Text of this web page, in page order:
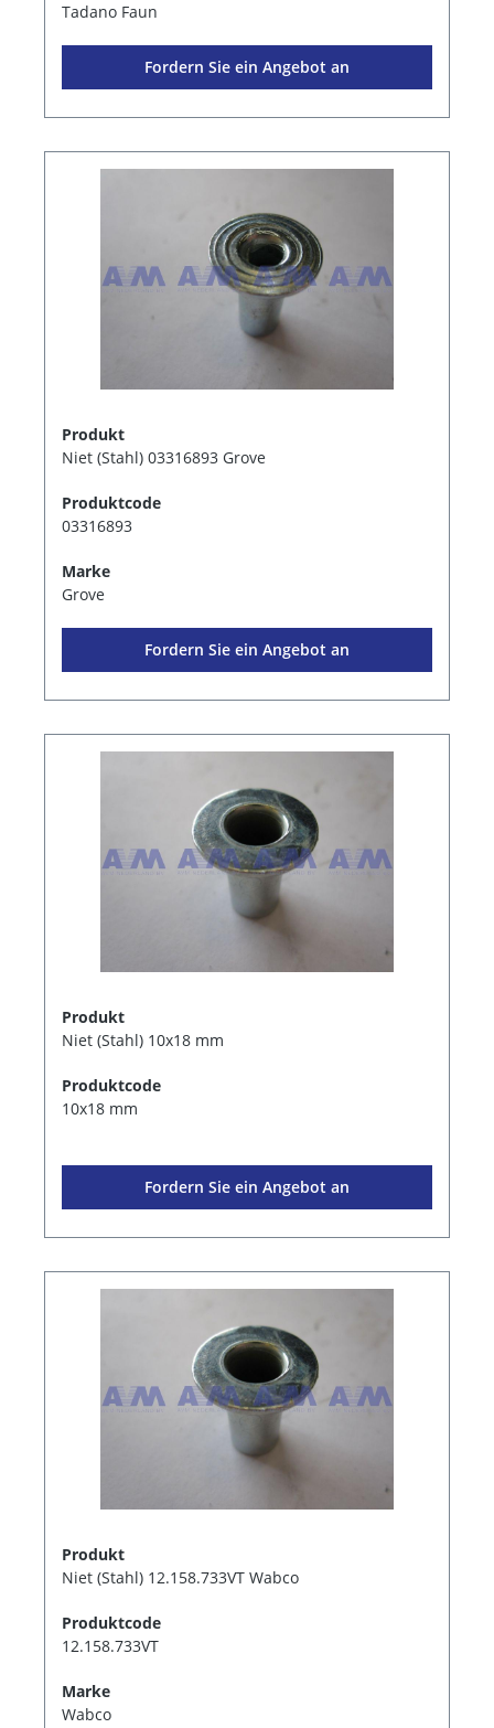
Tadano Faun
Fordern Sie ein Angebot an
Produkt
Niet (Stahl) 03316893 Grove
Produktcode
03316893
Marke
Grove
Fordern Sie ein Angebot an
Produkt
Niet (Stahl) 10x18 mm
Produktcode
10x18 mm
Fordern Sie ein Angebot an
Produkt
Niet (Stahl) 12.158.733VT Wabco
Produktcode
12.158.733VT
Marke
Wabco